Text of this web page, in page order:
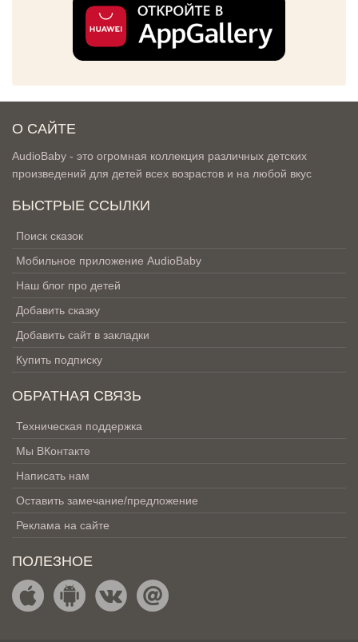
О САЙТЕ
AudioBaby - это огромная коллекция различных детских
произведений для детей всех возрастов и на любой вкус
БЫСТРЫЕ ССЫЛКИ
Поиск сказок
Мобильное приложение AudioBaby
Наш блог про детей
Добавить сказку
Добавить сайт в закладки
Купить подписку
ОБРАТНАЯ СВЯЗЬ
Техническая поддержка
Мы ВКонтакте
Написать нам
Оставить замечание/предложение
Реклама на сайте
ПОЛЕЗНОЕ